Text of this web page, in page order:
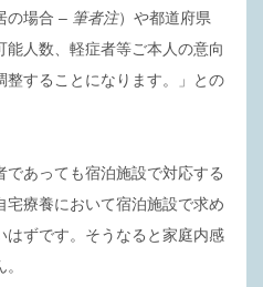
の場合 – 筆者注）や都道府県
人数、軽症者等ご本人の意向
整することになります。」との
あっても宿泊施設で対応する
療養において宿泊施設で求め
はずです。そうなると家庭内感